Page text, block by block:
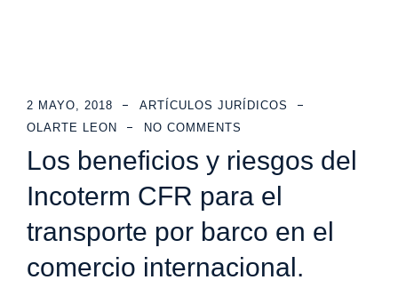
2 MAYO, 2018
ARTÍCULOS JURÍDICOS
OLARTE LEON
NO COMMENTS
Los beneficios y riesgos del
Incoterm CFR para el
transporte por barco en el
comercio internacional.